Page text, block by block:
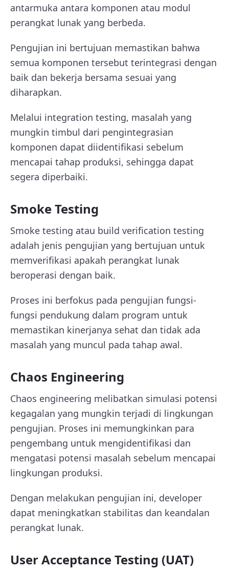
antarmuka antara komponen atau modul
perangkat lunak yang berbeda.
Pengujian ini bertujuan memastikan bahwa
semua komponen tersebut terintegrasi dengan
baik dan bekerja bersama sesuai yang
diharapkan.
Melalui integration testing, masalah yang
mungkin timbul dari pengintegrasian
komponen dapat diidentifikasi sebelum
mencapai tahap produksi, sehingga dapat
segera diperbaiki.
Smoke Testing
Smoke testing atau build verification testing
adalah jenis pengujian yang bertujuan untuk
memverifikasi apakah perangkat lunak
beroperasi dengan baik.
Proses ini berfokus pada pengujian fungsi-
fungsi pendukung dalam program untuk
memastikan kinerjanya sehat dan tidak ada
masalah yang muncul pada tahap awal.
Chaos Engineering
Chaos engineering melibatkan simulasi potensi
kegagalan yang mungkin terjadi di lingkungan
pengujian. Proses ini memungkinkan para
pengembang untuk mengidentifikasi dan
mengatasi potensi masalah sebelum mencapai
lingkungan produksi.
Dengan melakukan pengujian ini, developer
dapat meningkatkan stabilitas dan keandalan
perangkat lunak.
User Acceptance Testing (UAT)